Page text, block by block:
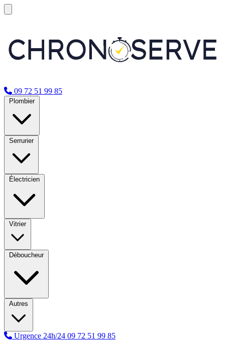
09 72 51 99 85
Plombier
Serrurier
Électricien
Vitrier
Déboucheur
Autres
Urgence 24h/24 09 72 51 99 85